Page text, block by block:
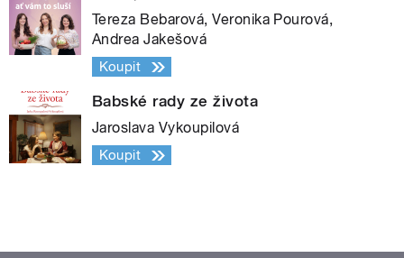
Tereza Bebarová, Veronika Pourová,
Andrea Jakešová
Koupit
Babské rady ze života
Jaroslava Vykoupilová
Koupit